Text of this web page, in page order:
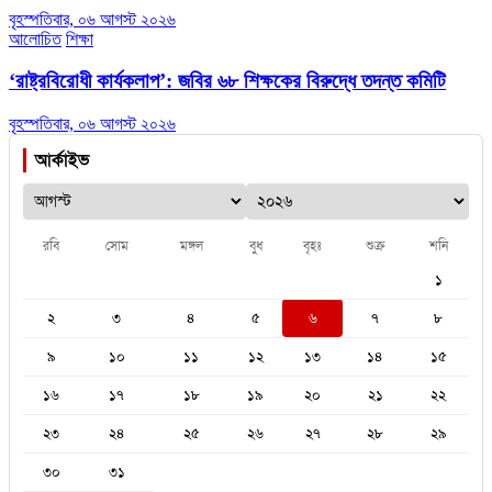
বৃহস্পতিবার, ০৬ আগস্ট ২০২৬
আলোচিত শিক্ষা
‘রাষ্ট্রবিরোধী কার্যকলাপ’: জবির ৬৮ শিক্ষকের বিরুদ্ধে তদন্ত কমিটি
বৃহস্পতিবার, ০৬ আগস্ট ২০২৬
আর্কাইভ
রবি সোম মঙ্গল বুধ বৃহঃ শুক্র শনি
১
২
৩ ৪ ৫ ৬ ৭
৮
৯
১০ ১১ ১২ ১৩ ১৪
১৫
১৬
১৭ ১৮ ১৯ ২০ ২১
২২
২৩
২৪ ২৫ ২৬ ২৭ ২৮
২৯
৩০
৩১